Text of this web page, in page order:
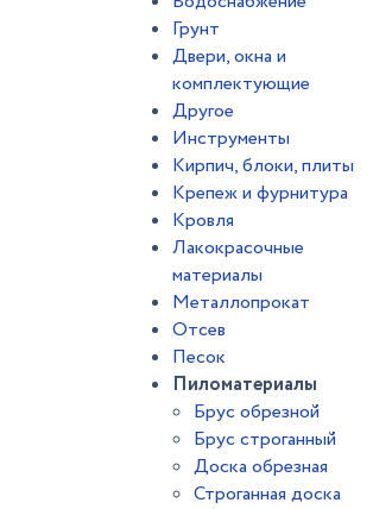
Грунт
Двери, окна и
комплектующие
Другое
Инструменты
Кирпич, блоки, плиты
Крепеж и фурнитура
Кровля
Лакокрасочные
материалы
Металлопрокат
Отсев
Песок
Пиломатериалы
Брус обрезной
Брус строганный
Доска обрезная
Строганная доска